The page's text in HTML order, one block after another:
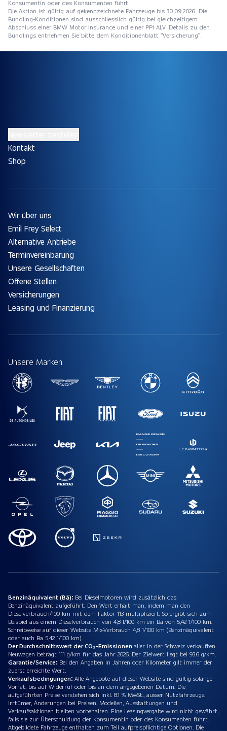
Konsumentin oder des Konsumenten führt.
Die Aktion ist gültig auf gekennzeichnete Fahrzeuge bis 30.09.2026. Die
Bundling-Konditionen sind ausschliesslich gültig bei gleichzeitigem
Abschluss einer BMW Motor Insurance und einer PPI ALV. Details zu den
Bundlings entnehmen Sie bitte dem Konditionenblatt "Versicherung".
Kontakt
Shop
Wir über uns
Emil Frey Select
Alternative Antriebe
Terminvereinbarung
Unsere Gesellschaften
Offene Stellen
Versicherungen
Leasing und Finanzierung
Unsere Marken
Benzinäquivalent (Bä): Bei Dieselmotoren wird zusätzlich das
Benzinäquivalent aufgeführt. Den Wert erhält man, indem man den
Dieselverbrauch/100 km mit dem Faktor 113 multipliziert. So ergibt sich zum
Beispiel aus einem Dieselverbrauch von 4,8 l/100 km ein Ba von 5,42 1/100 km.
Schreibweise auf dieser Website Mix-Verbrauch 4,8 1/100 km (Benzinäquivalent
oder auch Ba 5,42 1/100 km).
Der Durchschnittswert der CO₂-Emissionenaller in der Schweiz verkauften
Neuwagen beträgt 111 g/km für das Jahr 2026. Der Zielwert liegt bei 93.6 g/km.
Garantie/Service: Bei den Angaben in Jahren oder Kilometer gilt immer der
zuerst erreichte Wert.
Verkaufsbedingungen: Alle Angebote auf dieser Website sind gültig solange
Vorrat, bis auf Widerruf oder bis an dem angegebenen Datum. Die
aufgeführten Preise verstehen sich inkl. 8.1 % MwSt., ausser Nutzfahrzeuge.
Irrtümer, Änderungen bei Preisen, Modellen, Ausstattungen und
Verkaufsaktionen bleiben vorbehalten. Eine Leasingvergabe wird nicht gewährt,
falls sie zur Überschuldung der Konsumentin oder des Konsumenten führt.
Abgebildete Fahrzeuge enthalten zum Teil aufpreispflichtige Optionen. Die